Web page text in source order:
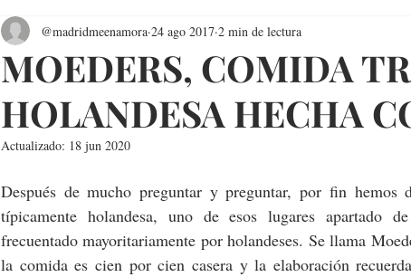
MOEDERS, COMIDA
HOLANDESA HECHA
@madridmeenamora 24 ago 2017 2 min de lectura
Actualizado: 18 jun 2020
Después de mucho preguntar y preguntar, por fin hemos
típicamente holandesa, uno de esos lugares apartado
frecuentado mayoritariamente por holandeses. Se llama
la comida es cien por cien casera y la elaboración